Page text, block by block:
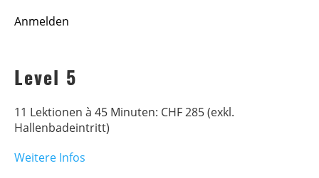
Anmelden
Level 5
11 Lektionen à 45 Minuten: CHF 285 (exkl.
Hallenbadeintritt)
Weitere Infos